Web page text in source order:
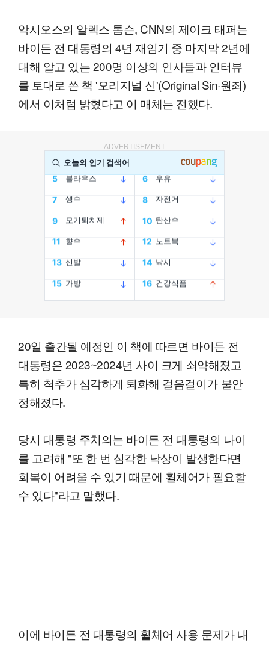
악시오스의 알렉스 톰슨, CNN의 제이크 태퍼는
바이든 전 대통령의 4년 재임기 중 마지막 2년에
대해 알고 있는 200명 이상의 인사들과 인터뷰
를 토대로 쓴 책 '오리지널 신'(Original Sin·원죄)
에서 이처럼 밝혔다고 이 매체는 전했다.
ADVERTISEMENT
20일 출간될 예정인 이 책에 따르면 바이든 전
대통령은 2023~2024년 사이 크게 쇠약해졌고
특히 척추가 심각하게 퇴화해 걸음걸이가 불안
정해졌다.
당시 대통령 주치의는 바이든 전 대통령의 나이
를 고려해 "또 한 번 심각한 낙상이 발생한다면
회복이 어려울 수 있기 때문에 휠체어가 필요할
수 있다"라고 말했다.
이에 바이든 전 대통령의 휠체어 사용 문제가 내